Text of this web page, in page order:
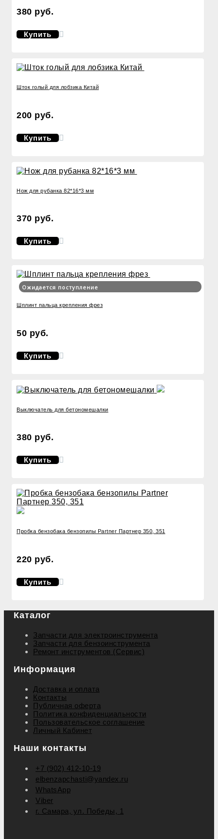
380 руб.
Купить
Шток голый для лобзика Китай
200 руб.
Купить
Нож для рубанка 82*16*3 мм
370 руб.
Купить
Ожидается поступление
Шплинт пальца крепления фрез
50 руб.
Купить
Выключатель для бетономешалки
380 руб.
Купить
Пробка бензобака бензопилы Partner Партнер 350, 351
220 руб.
Купить
Каталог
Запчасти для электроинструмента
Запчасти для бензоинструмента
Ремонт инструментов (Сервис)
Информация
Доставка и оплата
Контакты
Публичная оферта
Политика конфиденциальности
Пользовательское соглашение
Личный Кабинет
Наши контакты
+7 (902) 412-10-19
elbenzapchasti@yandex.ru
WhatsApp
Viber
г. Самара, ул. Победы, 1